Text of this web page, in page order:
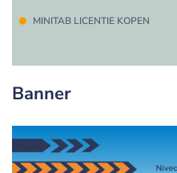
MINITAB LICENTIE KOPEN
Banner